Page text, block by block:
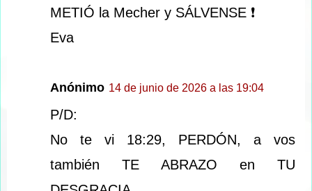
METIÓ la Mecher y SÁLVENSE ❗️
Eva
Anónimo 14 de junio de 2026 a las 19:04
P/D:
No te vi 18:29, PERDÓN, a vos
también TE ABRAZO en TU